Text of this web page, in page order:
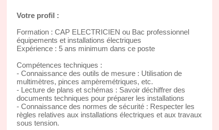
Votre profil :
Formation : CAP ELECTRICIEN ou Bac professionnel
équipements et installations électriques
Expérience : 5 ans minimum dans ce poste
Compétences techniques :
- Connaissance des outils de mesure : Utilisation de
multimètres, pinces ampèremétriques, etc.
- Lecture de plans et schémas : Savoir déchiffrer des
documents techniques pour préparer les installations
- Connaissance des normes de sécurité : Respecter les
règles relatives aux installations électriques et aux travaux
sous tension.